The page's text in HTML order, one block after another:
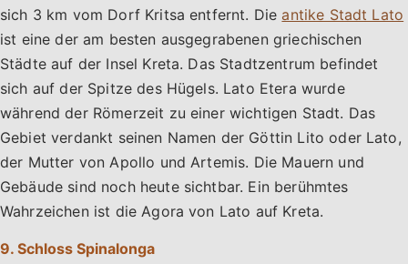
sich 3 km vom Dorf Kritsa entfernt. Dieantike Stadt Lato
ist eine der am besten ausgegrabenen griechischen
Städte auf der Insel Kreta. Das Stadtzentrum befindet
sich auf der Spitze des Hügels. Lato Etera wurde
während der Römerzeit zu einer wichtigen Stadt. Das
Gebiet verdankt seinen Namen der Göttin Lito oder Lato,
der Mutter von Apollo und Artemis. Die Mauern und
Gebäude sind noch heute sichtbar. Ein berühmtes
Wahrzeichen ist die Agora von Lato auf Kreta.
9. Schloss Spinalonga